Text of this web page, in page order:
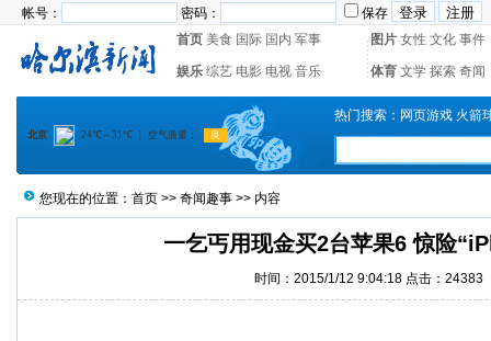
帐号： 密码：
保存
首页 美食 国际 国内 军事 图片 女性 文化 事件
娱乐 综艺 电影 电视 音乐 体育 文学 探索 奇闻
热门搜索： 网页游戏 火箭
您现在的位置： 首页 >> 奇闻趣事 >> 内容
一乞丐用现金买2台苹果6 惊险
时间：2015/1/12 9:04:18 点击： 24383